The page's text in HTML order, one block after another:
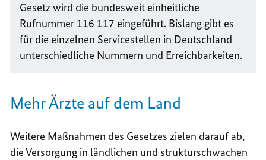
Gesetz wird die bundesweit einheitliche
Rufnummer 116 117 eingeführt. Bislang gibt es
für die einzelnen Servicestellen in Deutschland
unterschiedliche Nummern und Erreichbarkeiten.
Mehr Ärzte auf dem Land
Weitere Maßnahmen des Gesetzes zielen darauf ab,
die Versorgung in ländlichen und strukturschwachen